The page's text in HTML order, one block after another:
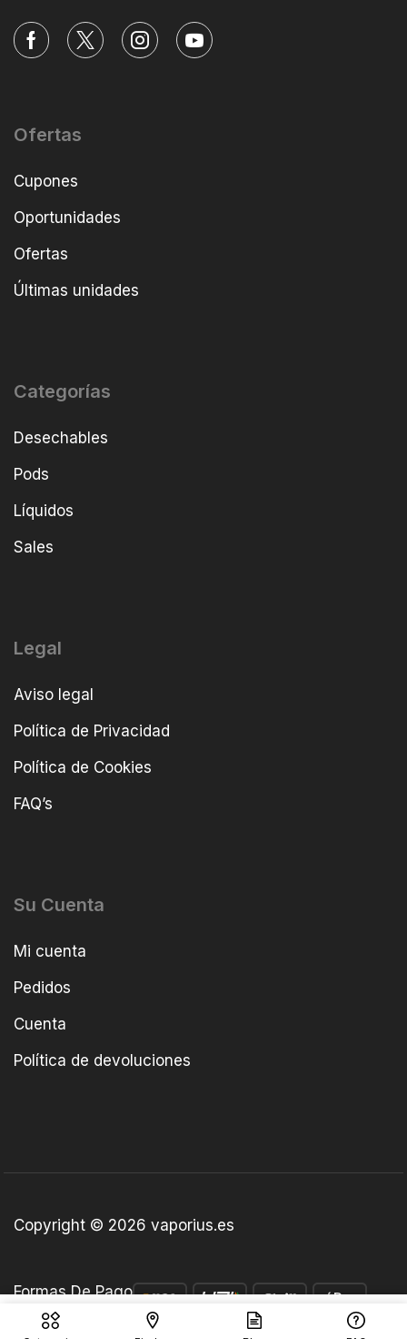
€ Añadir Al Carrito
Ofertas
Cupones
Oportunidades
Ofertas
Últimas unidades
Categorías
Desechables
Pods
Líquidos
Sales
Legal
Aviso legal
Política de Privacidad
Política de Cookies
FAQ’s
Su Cuenta
Mi cuenta
Pedidos
Cuenta
Política de devoluciones
Copyright © 2026 vaporius.es
Formas De Pago